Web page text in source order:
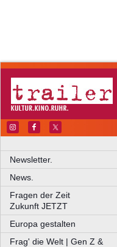
Newsletter.
News.
Fragen der Zeit
Zukunft JETZT
Europa gestalten
Frag' die Welt | Gen Z &